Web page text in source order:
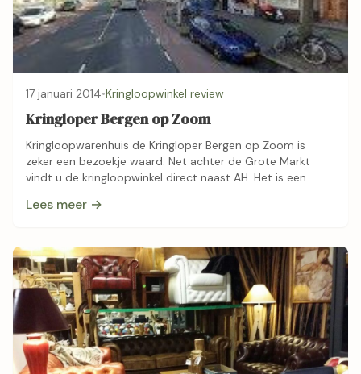
17 januari 2014•Kringloopwinkel review
Kringloper Bergen op Zoom
Kringloopwarenhuis de Kringloper Bergen op Zoom is
zeker een bezoekje waard. Net achter de Grote Markt
vindt u de kringloopwinkel direct naast AH. Het is een
Lees meer →